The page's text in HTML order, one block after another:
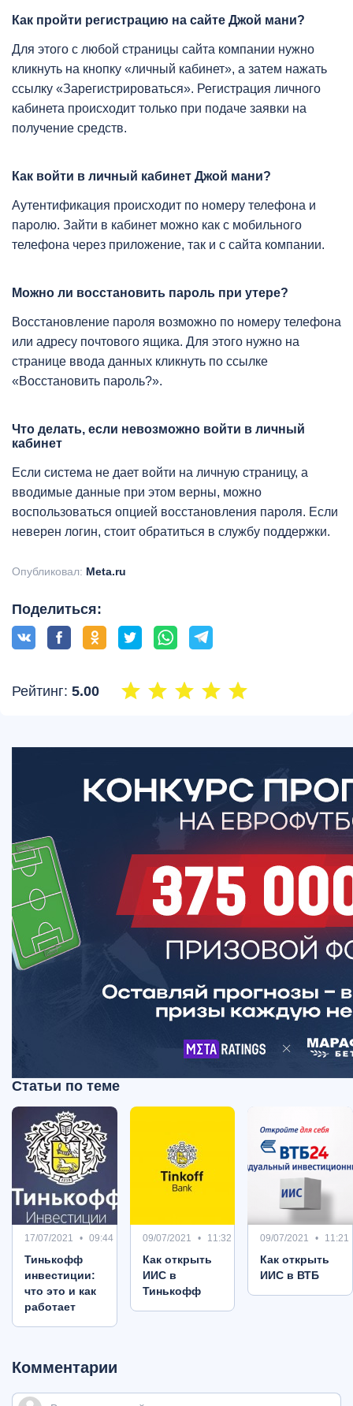
Как пройти регистрацию на сайте Джой мани?
Для этого с любой страницы сайта компании нужно
кликнуть на кнопку «личный кабинет», а затем нажать
ссылку «Зарегистрироваться». Регистрация личного
кабинета происходит только при подаче заявки на
получение средств.
Как войти в личный кабинет Джой мани?
Аутентификация происходит по номеру телефона и
паролю. Зайти в кабинет можно как с мобильного
телефона через приложение, так и с сайта компании.
Можно ли восстановить пароль при утере?
Восстановление пароля возможно по номеру телефона
или адресу почтового ящика. Для этого нужно на
странице ввода данных кликнуть по ссылке
«Восстановить пароль?».
Что делать, если невозможно войти в личный
кабинет
Если система не дает войти на личную страницу, а
вводимые данные при этом верны, можно
воспользоваться опцией восстановления пароля. Если
неверен логин, стоит обратиться в службу поддержки.
Опубликовал: Meta.ru
Поделиться:
Рейтинг: 5.00
Статьи по теме
17/07/2021 09:44
Тинькофф
инвестиции:
что это и как
работает
09/07/2021 11:32
Как открыть
ИИС в
Тинькофф
09/07/2021 11:21
Как открыть
ИИС в ВТБ
Комментарии